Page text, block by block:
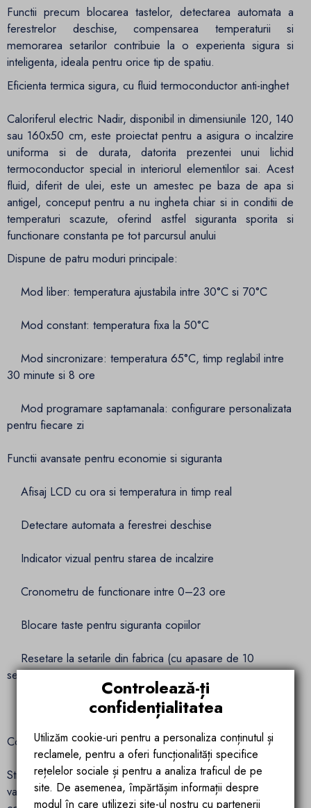
Functii precum blocarea tastelor, detectarea automata a
ferestrelor deschise, compensarea temperaturii si
memorarea setarilor contribuie la o experienta sigura si
inteligenta, ideala pentru orice tip de spatiu.
Eficienta termica sigura, cu fluid termoconductor anti-inghet
Caloriferul electric Nadir, disponibil in dimensiunile 120, 140
sau 160x50 cm, este proiectat pentru a asigura o incalzire
uniforma si de durata, datorita prezentei unui lichid
termoconductor special in interiorul elementilor sai. Acest
fluid, diferit de ulei, este un amestec pe baza de apa si
antigel, conceput pentru a nu ingheta chiar si in conditii de
temperaturi scazute, oferind astfel siguranta sporita si
functionare constanta pe tot parcursul anului
Dispune de patru moduri principale:
Mod liber: temperatura ajustabila intre 30°C si 70°C
Mod constant: temperatura fixa la 50°C
Mod sincronizare: temperatura 65°C, timp reglabil intre
30 minute si 8 ore
Mod programare saptamanala: configurare personalizata
pentru fiecare zi
Functii avansate pentru economie si siguranta
Afisaj LCD cu ora si temperatura in timp real
Detectare automata a ferestrei deschise
Indicator vizual pentru starea de incalzire
Cronometru de functionare intre 0–23 ore
Blocare taste pentru siguranta copiilor
Resetare la setarile din fabrica (cu apasare de 10
secunde)
Compensare temperatura ambientala intre -5°C si +5°C
Constructie robusta si adaptabila
Structura din otel asigura eficienta si durabilitate. Cele trei
variante disponibile se potrivesc perfect atat bailor
Controlează-ți
confidențialitatea
Utilizăm cookie-uri pentru a personaliza conținutul și
reclamele, pentru a oferi funcționalități specifice
rețelelor sociale și pentru a analiza traficul de pe
site. De asemenea, împărtășim informații despre
modul în care utilizezi site-ul nostru cu partenerii